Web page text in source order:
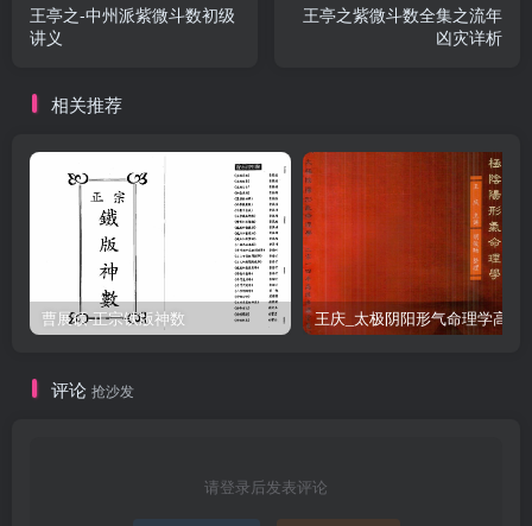
王亭之-中州派紫微斗数初级
讲义
王亭之紫微斗数全集之流年
凶灾详析
相关推荐
曹展硕-正宗铁版神数
评论 抢沙发
请登录后发表评论